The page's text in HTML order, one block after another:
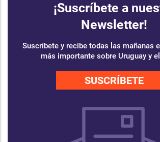
¡Suscríbete a
Newsletter!
Suscríbete y recibe todas las mañanas
más importante sobre Uruguay y
SUSCRÍBETE